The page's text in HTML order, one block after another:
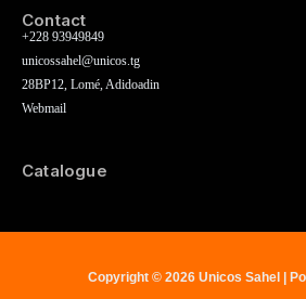
Contact
+228 93949849
unicossahel@unicos.tg
28BP12, Lomé, Adidoadin
Webmail
Catalogue
Copyright © 2026 Unicos Sahel |